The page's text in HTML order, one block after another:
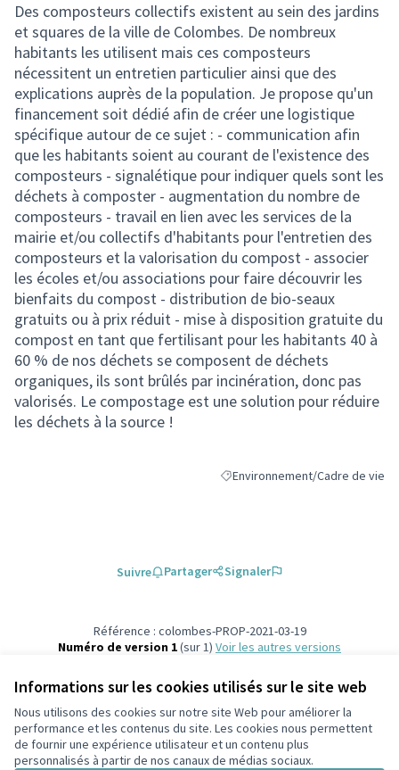
Informations sur les cookies utilisés sur le site web
Nous utilisons des cookies sur notre site Web pour améliorer la
performance et les contenus du site. Les cookies nous permettent
de fournir une expérience utilisateur et un contenu plus
personnalisés à partir de nos canaux de médias sociaux.
Des composteurs collectifs existent au sein des jardins
et squares de la ville de Colombes. De nombreux
habitants les utilisent mais ces composteurs
nécessitent un entretien particulier ainsi que des
explications auprès de la population. Je propose qu'un
financement soit dédié afin de créer une logistique
spécifique autour de ce sujet : - communication afin
que les habitants soient au courant de l'existence des
composteurs - signalétique pour indiquer quels sont les
déchets à composter - augmentation du nombre de
composteurs - travail en lien avec les services de la
mairie et/ou collectifs d'habitants pour l'entretien des
composteurs et la valorisation du compost - associer
les écoles et/ou associations pour faire découvrir les
bienfaits du compost - distribution de bio-seaux
gratuits ou à prix réduit - mise à disposition gratuite du
compost en tant que fertilisant pour les habitants 40 à
60 % de nos déchets se composent de déchets
organiques, ils sont brûlés par incinération, donc pas
valorisés. Le compostage est une solution pour réduire
les déchets à la source !
Filtrer les résultats de la
Environnement/Cadre de vie
Suivre Partager Signaler
Référence : colombes-PROP-2021-03-19
Numéro de version 1(sur 1)
voir les autres versions
Conditions d'utilisation
Paramètres des cookies
participons.colombes.fr sur Facebook